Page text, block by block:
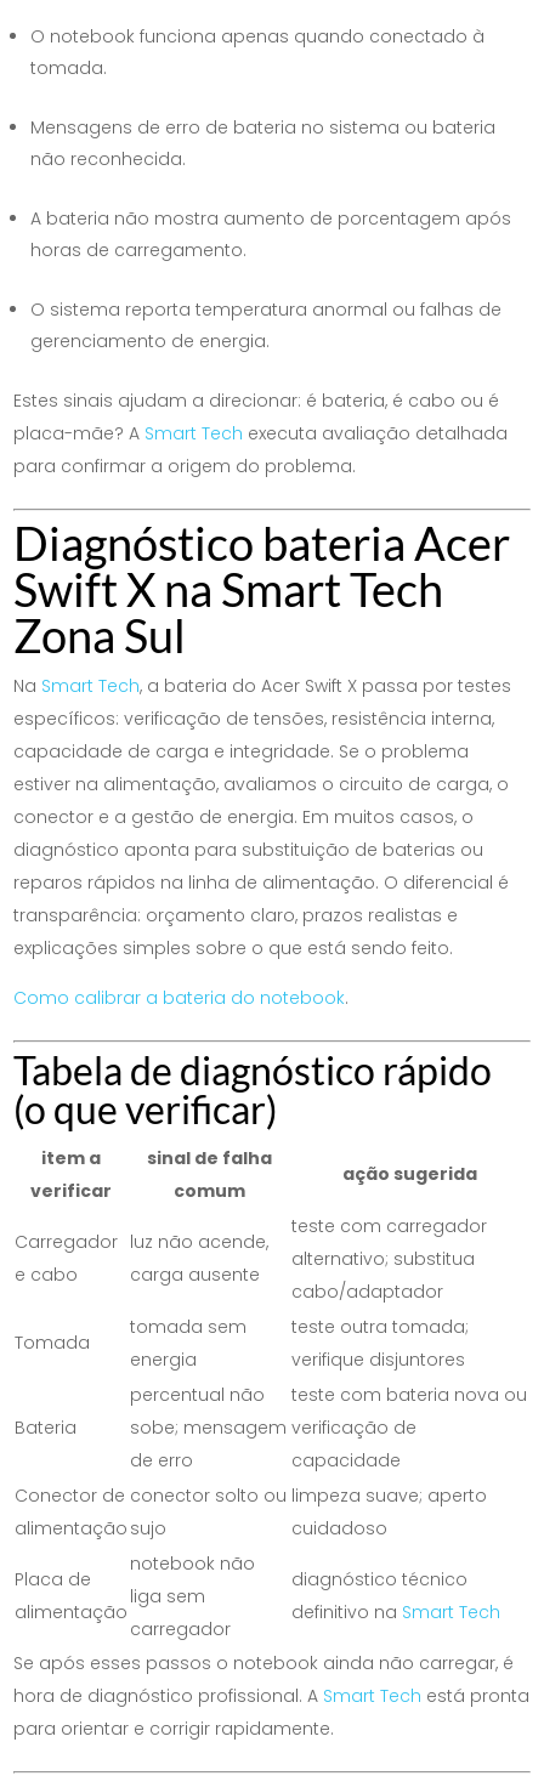
O notebook funciona apenas quando conectado à
tomada.
Mensagens de erro de bateria no sistema ou bateria
não reconhecida.
A bateria não mostra aumento de porcentagem após
horas de carregamento.
O sistema reporta temperatura anormal ou falhas de
gerenciamento de energia.
Estes sinais ajudam a direcionar: é bateria, é cabo ou é
placa-mãe? A Smart Tech executa avaliação detalhada
para confirmar a origem do problema.
Diagnóstico bateria Acer
Swift X na Smart Tech
Zona Sul
Na Smart Tech, a bateria do Acer Swift X passa por testes
específicos: verificação de tensões, resistência interna,
capacidade de carga e integridade. Se o problema
estiver na alimentação, avaliamos o circuito de carga, o
conector e a gestão de energia. Em muitos casos, o
diagnóstico aponta para substituição de baterias ou
reparos rápidos na linha de alimentação. O diferencial é
transparência: orçamento claro, prazos realistas e
explicações simples sobre o que está sendo feito.
Como calibrar a bateria do notebook.
Tabela de diagnóstico rápido
(o que verificar)
item a
verificar
sinal de falha
comum
ação sugerida
Carregador
e cabo
luz não acende,
carga ausente
teste com carregador
alternativo; substitua
cabo/adaptador
Tomada
tomada sem
energia
teste outra tomada;
verifique disjuntores
Bateria
percentual não
sobe; mensagem
de erro
teste com bateria nova ou
verificação de
capacidade
Conector de
alimentação
conector solto ou
sujo
limpeza suave; aperto
cuidadoso
Placa de
alimentação
notebook não
liga sem
carregador
diagnóstico técnico
definitivo na Smart Tech
Se após esses passos o notebook ainda não carregar, é
hora de diagnóstico profissional. A Smart Tech está pronta
para orientar e corrigir rapidamente.